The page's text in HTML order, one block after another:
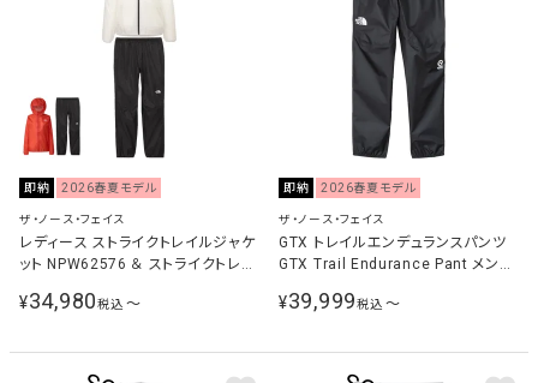
即納 2026春夏モデル
ザ・ノース・フェイス
レディース ストライクトレイルジャケ
ット NPW62576 ＆ ストライクトレイ
¥34,980税込 〜
即納 2026春夏モデル
ザ・ノース・フェイス
GTX トレイルエンデュランスパンツ
GTX Trail Endurance Pant メンズ
パンツ ブラック NP12671 K
¥39,999税込 〜